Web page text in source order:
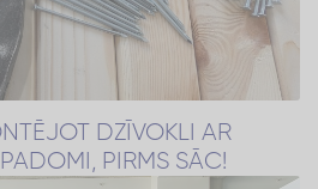
DZĪVOKLI AR
PIRMS SĀC!